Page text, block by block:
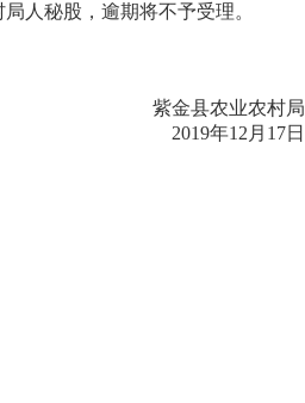
人秘股，逾期将不予受理。
紫金县农业农村局
2019年12月17日